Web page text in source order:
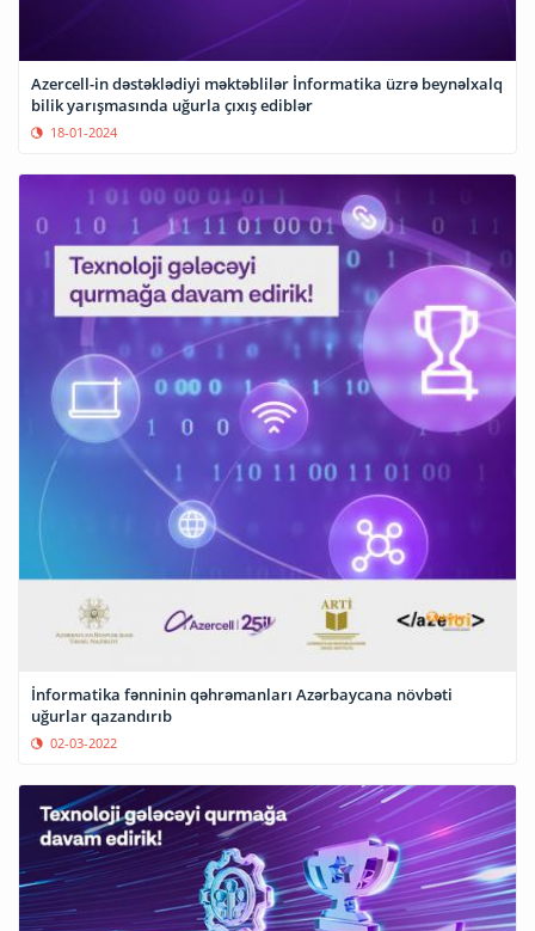
Azercell-in dəstəklədiyi məktəblilər İnformatika üzrə beynəlxalq
bilik yarışmasında uğurla çıxış ediblər
18-01-2024
İnformatika fənninin qəhrəmanları Azərbaycana növbəti
uğurlar qazandırıb
02-03-2022